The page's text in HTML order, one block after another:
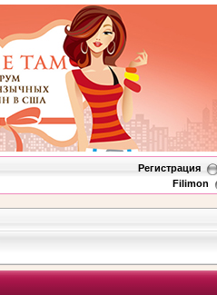
Регистрация
Filimon